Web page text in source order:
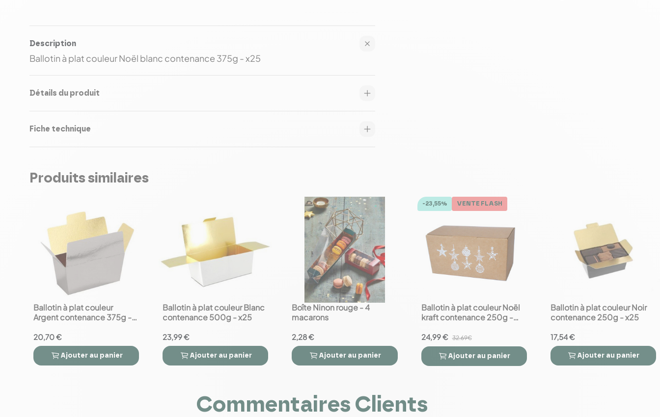
Description
Ballotin à plat couleur Noël blanc contenance 375g - x25
Détails du produit
Fiche technique
Produits similaires
favorite_border
Ballotin à plat couleur
Argent contenance 375g -
20,70 €
 
Ajouter au panier
favorite_border
Ballotin à plat couleur Blanc
contenance 500g - x25
23,99 €
 
Ajouter au panier
favorite_border
Boîte Ninon rouge - 4
macarons
2,28 €
 
Ajouter au panier
-23,55% VENTE FLASH
favorite_border
Ballotin à plat couleur Noël
kraft contenance 250g -
24,99 € 32.69€
 
Ajouter au panier
favorite_border
Ballotin à plat couleur Noir
contenance 250g - x25
17,54 €
 
Ajouter au panier
Commentaires Clients